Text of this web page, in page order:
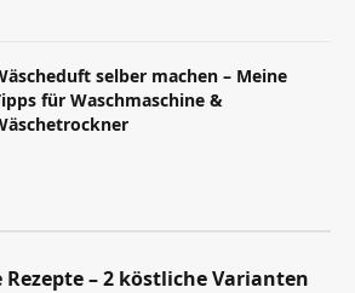
selber machen – Meine
für Waschmaschine &
Rezepte – 2 köstliche Varianten